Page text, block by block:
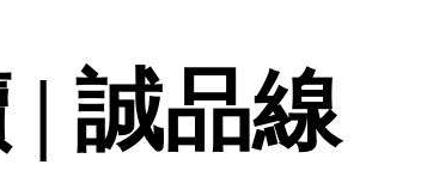
| 誠品線